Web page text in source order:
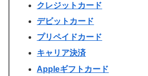
クレジットカード
デビットカード
プリペイドカード
キャリア決済
Appleギフトカード